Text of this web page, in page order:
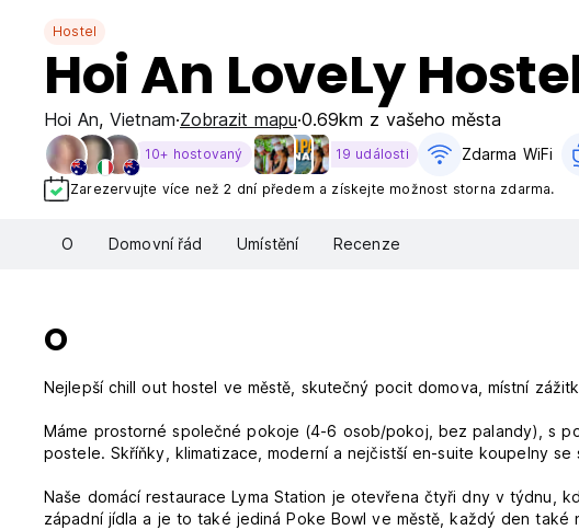
Hostel
Hoi An LoveLy
Hoi An, Vietnam Zobrazit mapu 0.69km z vašeho města
10+ hostovaný 19 události Zdarma WiFi
Zarezervujte více než 2 dní předem a získejte možnost storna zdarma.
O Domovní řád Umístění Recenze
O
Nejlepší chill out hostel ve městě, skutečný pocit domova, místní
Máme prostorné společné pokoje (4-6 osob/pokoj, bez palandy), s
postele. Skříňky, klimatizace, moderní a nejčistší en-suite koupelny se
Naše domácí restaurace Lyma Station je otevřena čtyři dny v týdnu,
západní jídla a je to také jediná Poke Bowl ve městě, každý den také